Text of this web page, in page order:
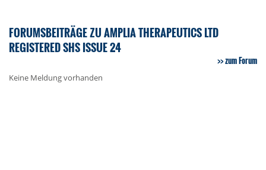
FORUMSBEITRÄGE ZU AMPLIA THERAPEUTICS LTD
REGISTERED SHS ISSUE 24
zum Forum
Keine Meldung vorhanden